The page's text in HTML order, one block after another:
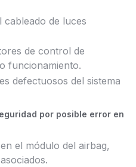
de luces
de control de
funcionamiento.
defectuosos del sistema
por posible error en
el módulo del airbag,